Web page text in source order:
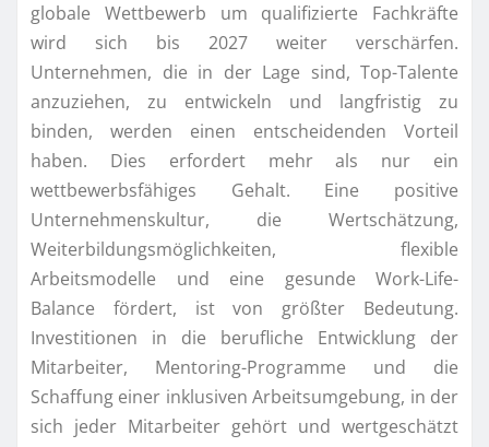
globale Wettbewerb um qualifizierte Fachkräfte
wird sich bis 2027 weiter verschärfen.
Unternehmen, die in der Lage sind, Top-Talente
anzuziehen, zu entwickeln und langfristig zu
binden, werden einen entscheidenden Vorteil
haben. Dies erfordert mehr als nur ein
wettbewerbsfähiges Gehalt. Eine positive
Unternehmenskultur, die Wertschätzung,
Weiterbildungsmöglichkeiten, flexible
Arbeitsmodelle und eine gesunde Work-Life-
Balance fördert, ist von größter Bedeutung.
Investitionen in die berufliche Entwicklung der
Mitarbeiter, Mentoring-Programme und die
Schaffung einer inklusiven Arbeitsumgebung, in der
sich jeder Mitarbeiter gehört und wertgeschätzt